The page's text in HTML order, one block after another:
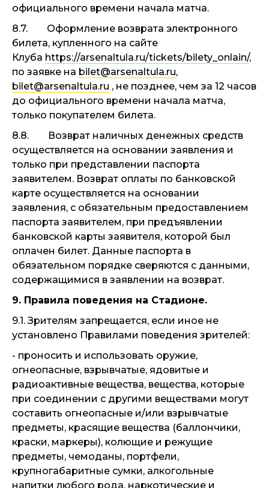
официального времени начала матча.
8.7. Оформление возврата электронного
билета, купленного на сайте
Клуба https://arsenaltula.ru/tickets/bilety_onlain/,
по заявке на bilet@arsenaltula.ru,
bilet@arsenaltula.ru , не позднее, чем за 12 часов
до официального времени начала матча,
только покупателем билета.
8.8. Возврат наличных денежных средств
осуществляется на основании заявления и
только при представлении паспорта
заявителем. Возврат оплаты по банковской
карте осуществляется на основании
заявления, с обязательным предоставлением
паспорта заявителем, при предъявлении
банковской карты заявителя, которой был
оплачен билет. Данные паспорта в
обязательном порядке сверяются с данными,
содержащимися в заявлении на возврат.
9. Правила поведения на Стадионе.
9.1. Зрителям запрещается, если иное не
установлено Правилами поведения зрителей:
- проносить и использовать оружие,
огнеопасные, взрывчатые, ядовитые и
радиоактивные вещества, вещества, которые
при соединении с другими веществами могут
составить огнеопасные и/или взрывчатые
предметы, красящие вещества (баллончики,
краски, маркеры), колющие и режущие
предметы, чемоданы, портфели,
крупногабаритные сумки, алкогольные
напитки любого рода, наркотические и